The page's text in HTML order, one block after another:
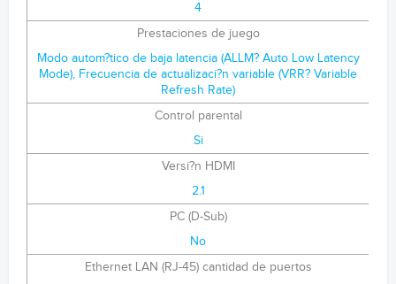
4
Prestaciones de juego
Modo autom?tico de baja latencia (ALLM? Auto Low Latency
Mode), Frecuencia de actualizaci?n variable (VRR? Variable
Refresh Rate)
Control parental
Si
Versi?n HDMI
2.1
PC (D-Sub)
No
Ethernet LAN (RJ-45) cantidad de puertos